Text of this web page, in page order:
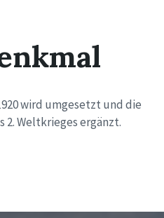
wird umgesetzt und die
2. Weltkrieges ergänzt.